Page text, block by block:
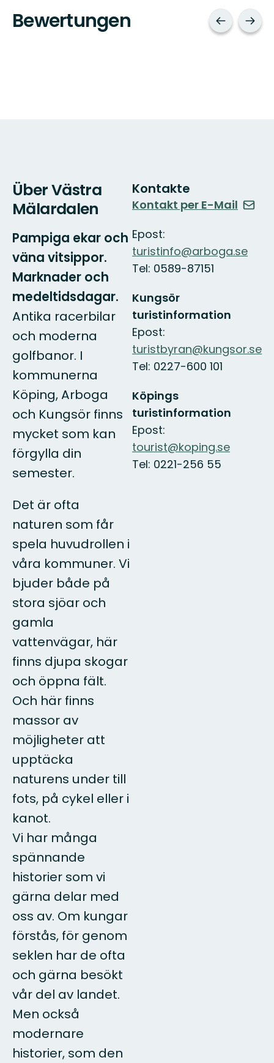
Bewertungen
Über Västra
Mälardalen
Pampiga ekar och
väna vitsippor.
Marknader och
medeltidsdagar.
Antika racerbilar
och moderna
golfbanor. I
kommunerna
Köping, Arboga
och Kungsör finns
mycket som kan
förgylla din
semester.
Det är ofta
naturen som får
spela huvudrollen i
våra kommuner. Vi
bjuder både på
stora sjöar och
gamla
vattenvägar, här
finns djupa skogar
och öppna fält.
Och här finns
massor av
möjligheter att
upptäcka
naturens under till
fots, på cykel eller i
kanot.
Vi har många
spännande
historier som vi
gärna delar med
oss av. Om kungar
förstås, för genom
seklen har de ofta
och gärna besökt
vår del av landet.
Men också
modernare
historier, som den
Kontakte
Kontakt per E-Mail
Epost:
turistinfo@arboga.se
Tel: 0589-87151
Kungsör
turistinformation
Epost:
turistbyran@kungsor.se
Tel: 0227-600 101
Köpings
turistinformation
Epost:
tourist@koping.se
Tel: 0221-256 55